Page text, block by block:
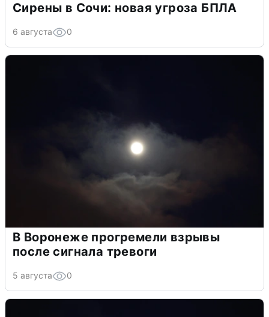
Сирены в Сочи: новая угроза БПЛА
6 августа 0
В Воронеже прогремели взрывы
после сигнала тревоги
5 августа 0